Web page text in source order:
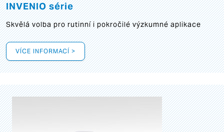
INVENIO série
Skvělá volba pro rutinní i pokročilé výzkumné aplikace
VÍCE INFORMACÍ >